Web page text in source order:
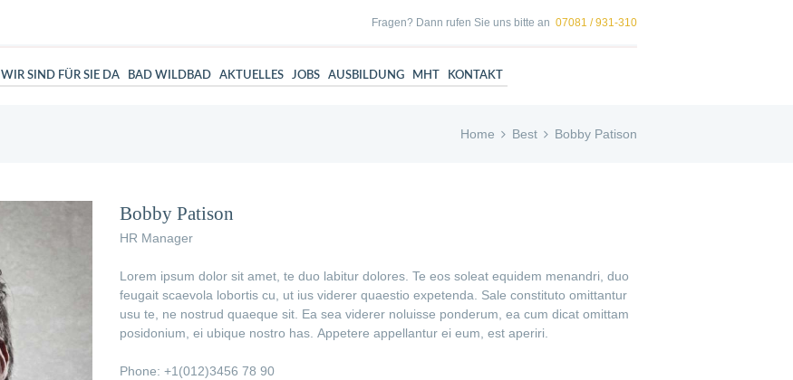
Fragen? Dann rufen Sie uns bitte an 07081 / 931-310
WIR SIND FÜR SIE DA BAD WILDBAD AKTUELLES JOBS AUSBILDUNG MHT KONTAKT
Home Best Bobby Patison
Bobby Patison
HR Manager
Lorem ipsum dolor sit amet, te duo labitur dolores. Te eos soleat equidem menandri, duo
feugait scaevola lobortis cu, ut ius viderer quaestio expetenda. Sale constituto omittantur
usu te, ne nostrud quaeque sit. Ea sea viderer noluisse ponderum, ea cum dicat omittam
posidonium, ei ubique nostro has. Appetere appellantur ei eum, est aperiri.
Phone: +1(012)3456 78 90